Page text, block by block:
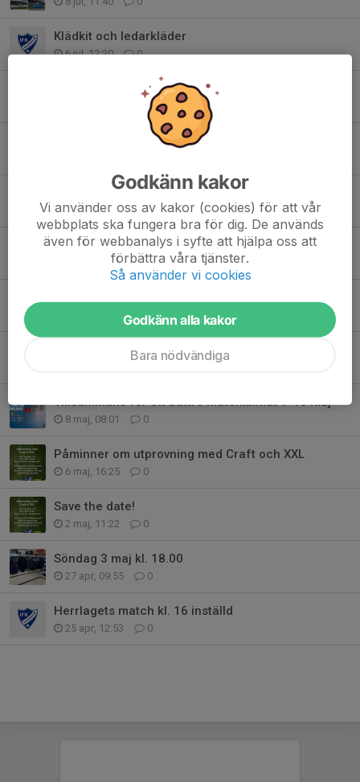
Klädkit och ledarkläder
6 jul, 12:20 0
Information från föreningen
0
GLAD MIDSOMMAR
Sista helgen med sanktan 5v5 och 7v7
6 jun, 16:38 0
Träningskit, ledarkläder och matchtröjor
24 maj, 09:36 0
15 maj, 07:27 0
Veteranerna ångar på!
Tillsammans för ett bättre matchklimat 9-10 maj
8 maj, 08:01 0
Påminner om utprovning med Craft och XXL
6 maj, 16:25 0
Save the date!
2 maj, 11:22 0
Söndag 3 maj kl. 18.00
27 apr, 09:55 0
Herrlagets match kl. 16 inställd
25 apr, 12:53 0
Godkänn kakor
Vi använder oss av kakor (cookies) för att vår
webbplats ska fungera bra för dig. De används
även för webbanalys i syfte att hjälpa oss att
förbättra våra tjänster.
Så använder vi cookies
Godkänn alla kakor
Bara nödvändiga